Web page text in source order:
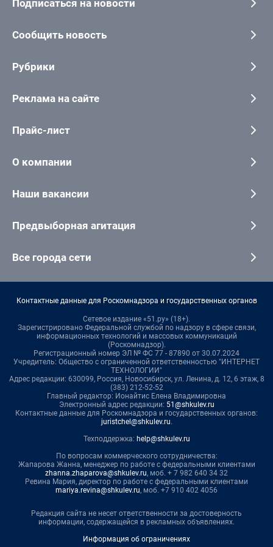
Подписаться на новости
Сообщить новость
Рубрики
Реклама на сайте
Прайс-лист
О компании
Наши вакансии
Предвыборная агитация
Все города сети
Контактные данные для Роскомнадзора и государственных органов
Сетевое издание «51.ру» (18+).
Зарегистрировано Федеральной службой по надзору в сфере связи,
информационных технологий и массовых коммуникаций
(Роскомнадзор).
Регистрационный номер ЭЛ № ФС 77 - 87890 от 30.07.2024
Учредитель: Общество с ограниченной ответственностью "ИНТЕРНЕТ
ТЕХНОЛОГИИ"
Адрес редакции: 630099, Россия, Новосибирск, ул. Ленина, д. 12, 6 этаж, 8
(383) 212-52-52
Главный редактор: Ионайтис Елена Владимировна
Электронный адрес редакции: 51@shkulev.ru
Контактные данные для Роскомнадзора и государственных органов:
juristchel@shkulev.ru.
Техподдержка: help@shkulev.ru
По вопросам коммерческого сотрудничества:
Жапарова Жанна, менеджер по работе с федеральными клиентами
zhanna.zhaparova@shkulev.ru, моб. + 7 982 640 34 32
Ревина Мария, директор по работе с федеральными клиентами
mariya.revina@shkulev.ru, моб. +7 910 402 4056
Редакция сайта не несет ответственности за достоверность
информации, содержащейся в рекламных объявлениях.
Информация об ограничениях